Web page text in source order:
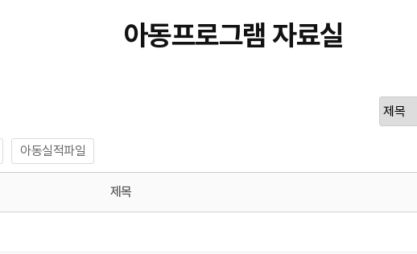
아동프로그램 자료실
아동실적파일
제목